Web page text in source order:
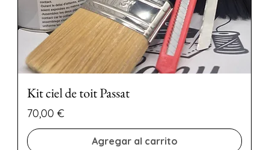
Kit ciel de toit Passat
Precio
70,00 €
Agregar al carrito